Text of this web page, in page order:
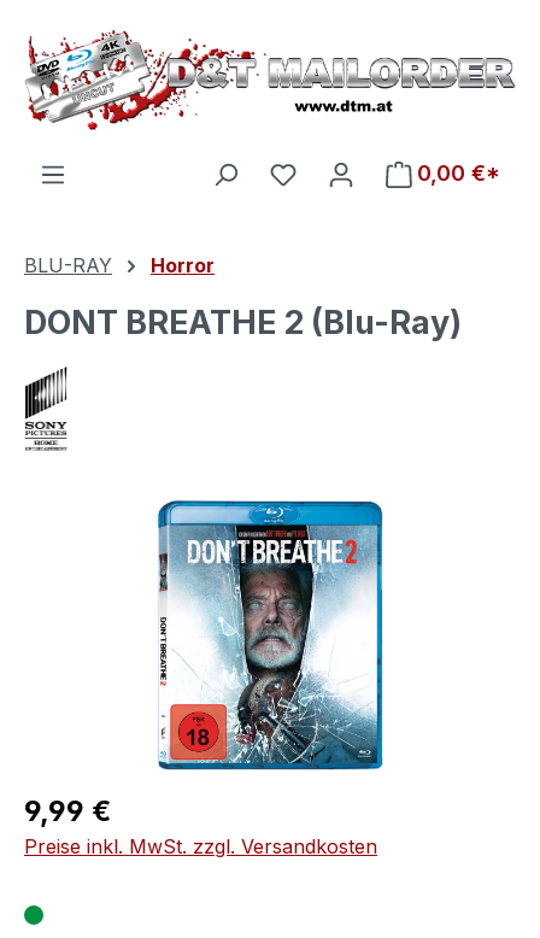
Zum Hauptinhalt springen
Du hast 0 Produkte auf
0,00 €*
BLU-RAY Horror
DONT BREATHE 2 (Blu-Ray)
Bildergalerie überspringen
Regulärer Preis:
9,99 €
Preise inkl. MwSt. zzgl. Versandkosten